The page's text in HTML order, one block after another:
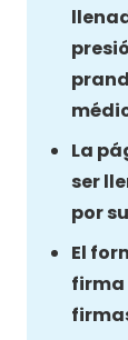
La
ser
por
El
firma